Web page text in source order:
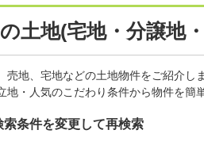
土地(宅地・分譲地
売地、宅地などの土地物件をご紹介し
地・人気のこだわり条件から物件を簡
条件を変更して再検索